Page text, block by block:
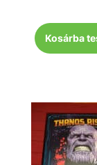
Kosárba